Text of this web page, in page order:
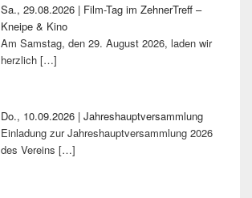
Sa., 29.08.2026 | Film-Tag im ZehnerTreff –
Kneipe & Kino
Am Samstag, den 29. August 2026, laden wir
herzlich […]
Do., 10.09.2026 | Jahreshauptversammlung
Einladung zur Jahreshauptversammlung 2026
des Vereins […]